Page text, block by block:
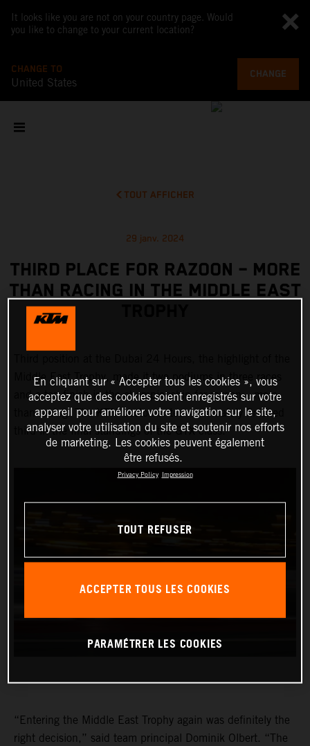
It looks like you are not on your country page. Would
you like to change to your current location?
CHANGE TO
United States
CHANGE
TOUT AFFICHER
29 janv. 2024
THIRD PLACE FOR RAZOON – MORE
THAN RACING IN THE MIDDLE EAST
Middle East Trophy, made it two podiums in three races
and a top finish in the championship for razoon – more
than racing. The KTM customer team ultimately finished
third in the final standings of the GTX class.
“Entering the Middle East Trophy again was definitely the
right decision,” said team principal Dominik Olbert. “The
En cliquant sur « Accepter tous les cookies », vous
acceptez que des cookies soient enregistrés sur votre
appareil pour améliorer votre navigation sur le site,
analyser votre utilisation du site et soutenir nos efforts
de marketing. Les cookies peuvent également
être refusés.
Privacy Policy Impression
TOUT REFUSER
ACCEPTER TOUS LES COOKIES
PARAMÉTRER LES COOKIES